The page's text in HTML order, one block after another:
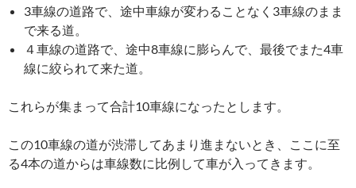
3車線の道路で、途中車線が変わることなく3車線のまま
で来る道。
４車線の道路で、途中8車線に膨らんで、最後でまた4車
線に絞られて来た道。
これらが集まって合計10車線になったとします。
この10車線の道が渋滞してあまり進まないとき、ここに至
る4本の道からは車線数に比例して車が入ってきます。